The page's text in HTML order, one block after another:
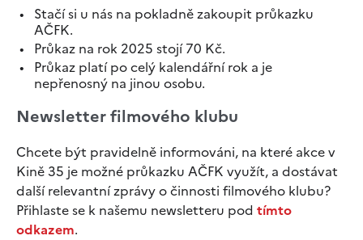
Stačí si u nás na pokladně zakoupit průkazku
AČFK.
Průkaz na rok 2025 stojí 70 Kč.
Průkaz platí po celý kalendářní rok a je
nepřenosný na jinou osobu.
Newsletter filmového klubu
Chcete být pravidelně informováni, na které akce v
Kině 35 je možné průkazku AČFK využít, a dostávat
další relevantní zprávy o činnosti filmového klubu?
Přihlaste se k našemu newsletteru pod tímto
odkazem.